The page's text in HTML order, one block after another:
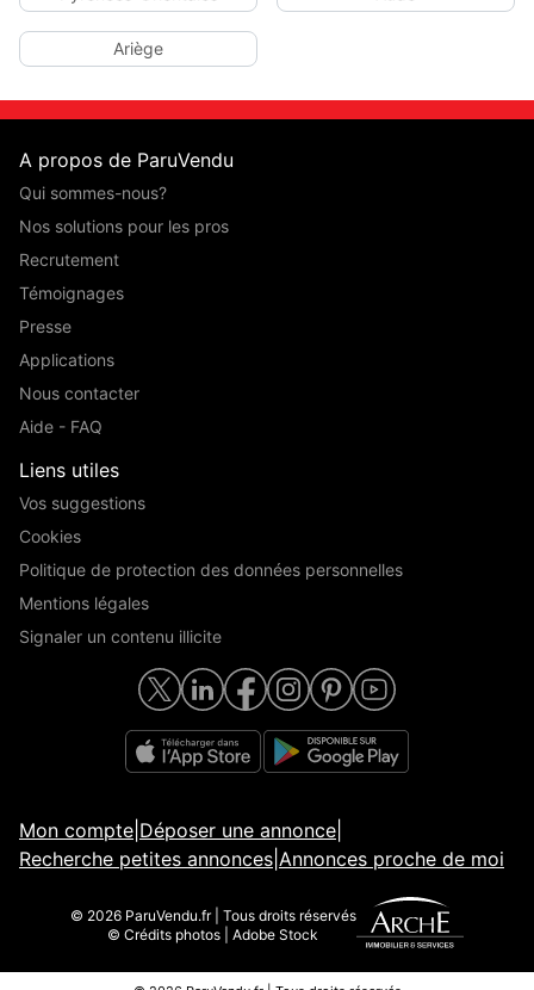
Ariège
A propos de ParuVendu
Qui sommes-nous?
Nos solutions pour les pros
Recrutement
Témoignages
Presse
Applications
Nous contacter
Aide - FAQ
Liens utiles
Vos suggestions
Cookies
Politique de protection des données personnelles
Mentions légales
Signaler un contenu illicite
Mon compte Déposer une annonce
Recherche petites annonces Annonces proche de moi
© 2026 ParuVendu.fr | Tous droits réservés
© Crédits photos | Adobe Stock